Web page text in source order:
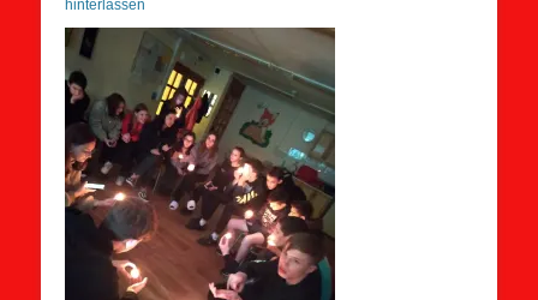
on
hinterlassen